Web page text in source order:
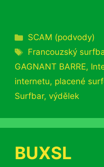
Rubriky
SCAM (podvody)
Štítky
Francouzský
GAGNANT BARRE,
internetu, placené
Surfbar, výdělek
BUXSL